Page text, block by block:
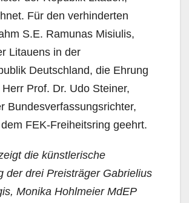
Für den verhinderten
S.E. Ramunas Misiulis,
Litauens in der
Deutschland, die Ehrung
Prof. Dr. Udo Steiner,
Bundesverfassungsrichter,
FEK-Freiheitsring geehrt.
die künstlerische
der drei Preisträger Gabrielius
Monika Hohlmeier MdEP